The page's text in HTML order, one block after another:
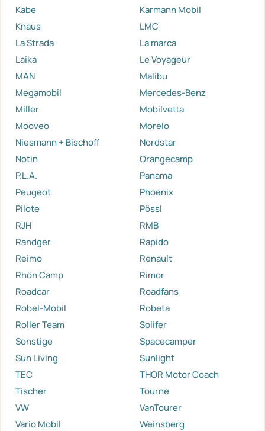
Kabe
Karmann Mobil
Knaus
LMC
La Strada
La marca
Laika
Le Voyageur
MAN
Malibu
Megamobil
Mercedes-Benz
Miller
Mobilvetta
Mooveo
Morelo
Niesmann + Bischoff
Nordstar
Notin
Orangecamp
P.L.A.
Panama
Peugeot
Phoenix
Pilote
Pössl
RJH
RMB
Randger
Rapido
Reimo
Renault
Rhön Camp
Rimor
Roadcar
Roadfans
Robel-Mobil
Robeta
Roller Team
Solifer
Sonstige
Spacecamper
Sun Living
Sunlight
TEC
THOR Motor Coach
Tischer
Tourne
VW
VanTourer
Vario Mobil
Weinsberg